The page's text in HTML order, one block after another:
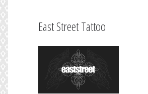
East Street Tattoo